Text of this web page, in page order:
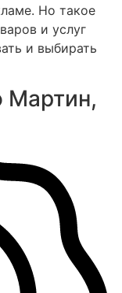
Но такое
и услуг
и выбирать
Мартин,